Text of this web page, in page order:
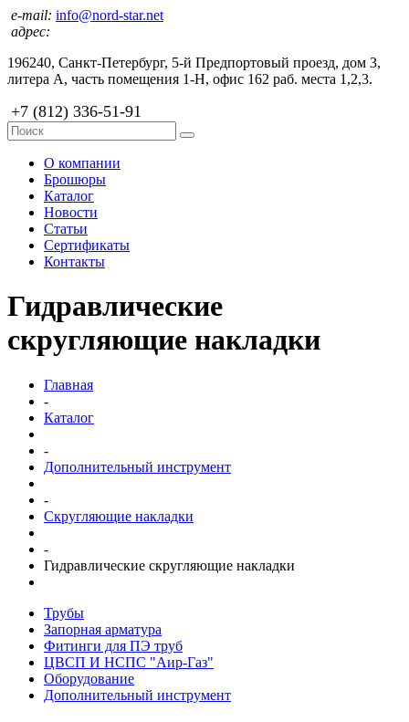
e-mail: info@nord-star.net
адрес:
196240, Санкт-Петербург, 5-й Предпортовый проезд, дом 3,
литера А, часть помещения 1-Н, офис 162 раб. места 1,2,3.
+7 (812) 336-51-91
О компании
Брошюры
Каталог
Новости
Статьи
Сертификаты
Контакты
Гидравлические
скругляющие накладки
Главная
-
Каталог
-
Дополнительный инструмент
-
Скругляющие накладки
-
Гидравлические скругляющие накладки
Трубы
Запорная арматура
Фитинги для ПЭ труб
ЦВСП И НСПС "Аир-Газ"
Оборудование
Дополнительный инструмент